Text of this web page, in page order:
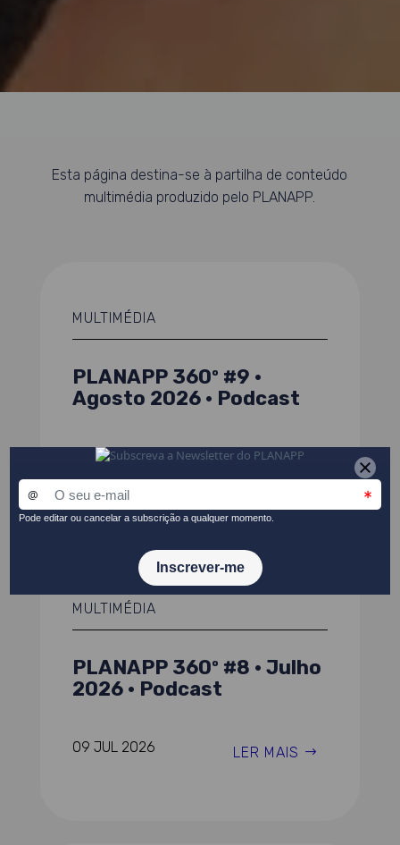
Esta página destina-se à partilha de conteúdo
multimédia produzido pelo PLANAPP.
MULTIMÉDIA
PLANAPP 360º #9 ·
Agosto 2026 · Podcast
06 AGO 2026 LER MAIS
MULTIMÉDIA
PLANAPP 360º #8 · Julho
2026 · Podcast
09 JUL 2026 LER MAIS